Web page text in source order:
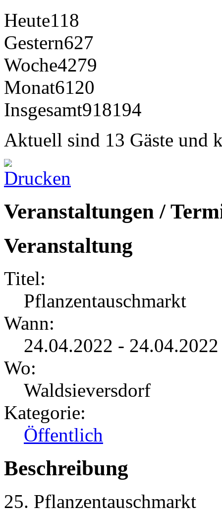
Heute118
Gestern627
Woche4279
Monat6120
Insgesamt918194
Aktuell sind 13 Gäste und
Veranstaltungen /
Veranstaltung
Titel:
Pflanzentauschmarkt
Wann:
24.04.2022 -
Wo:
Waldsieversdorf
Kategorie:
Öffentlich
Beschreibung
25. Pflanzentauschmarkt